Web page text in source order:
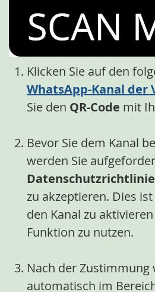
Klicken Sie auf den
WhatsApp-Kanal der
Sie den QR-Code mit
Bevor Sie dem Kanal
werden Sie
zu akzeptieren. Dies
den Kanal zu
Funktion zu nutzen.
Nach der Zustimmung
automatisch im